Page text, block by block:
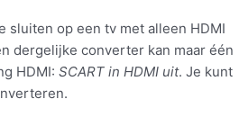
sluiten op een tv met alleen HDMI
dergelijke converter kan maar één
HDMI: SCART in HDMI uit. Je kunt